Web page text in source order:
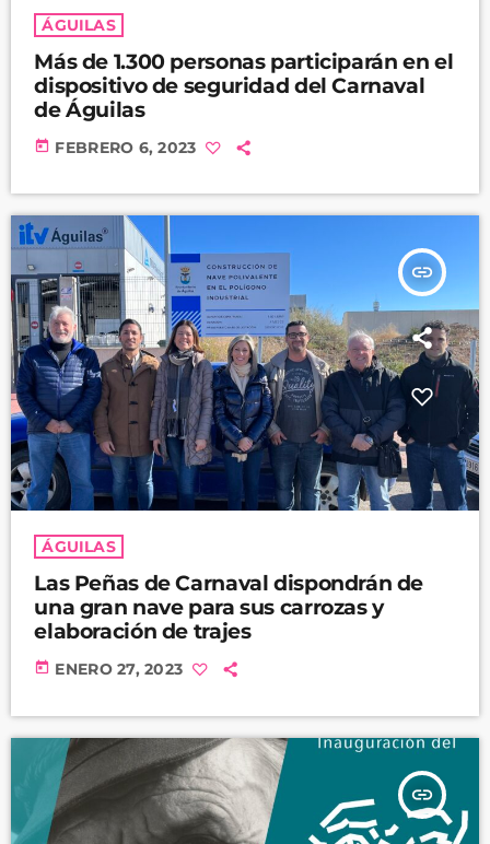
ÁGUILAS
Más de 1.300 personas participarán en el
dispositivo de seguridad del Carnaval
de Águilas
today FEBRERO 6, 2023
insert_link
ÁGUILAS
Las Peñas de Carnaval dispondrán de
una gran nave para sus carrozas y
elaboración de trajes
today ENERO 27, 2023
insert_link